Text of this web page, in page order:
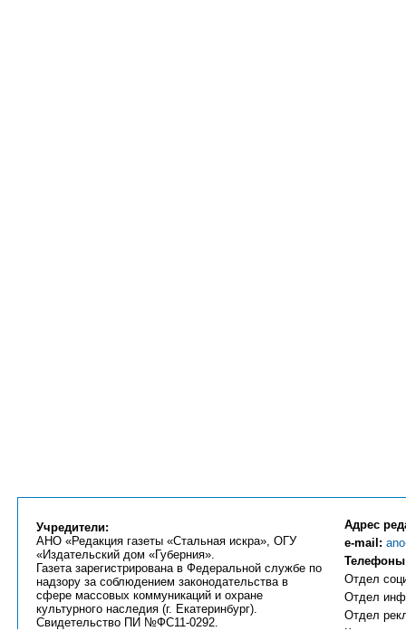
Учредители:
АНО «Редакция газеты «Стальная искра», ОГУ
«Издательский дом «Губерния».
Газета зарегистрирована в Федеральной службе по
надзору за соблюдением законодательства в
сфере массовых коммуникаций и охране
культурного наследия (г. Екатеринбург).
Свидетельство ПИ №ФС11-0292.
Адрес
e-mail:
Отдел
Отдел
Отдел